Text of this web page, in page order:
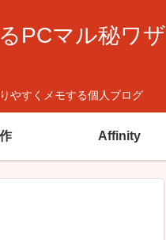
PCマル秘ワザ
やすくメモする個人ブログ
Affinity